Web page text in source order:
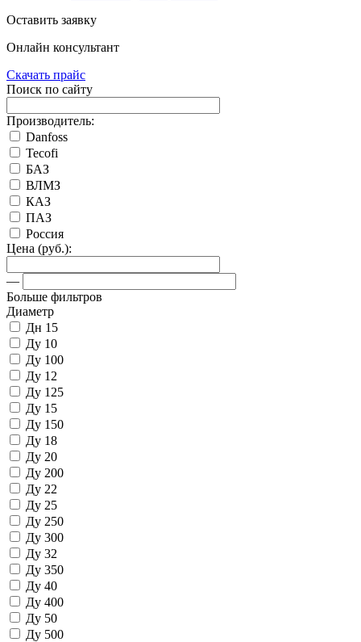
Оставить заявку
Онлайн консультант
Скачать прайс
Поиск по сайту
Производитель:
Danfoss
Tecofi
БАЗ
ВЛМЗ
КАЗ
ПАЗ
Россия
Цена (руб.):
—
Больше фильтров
Диаметр
Дн 15
Ду 10
Ду 100
Ду 12
Ду 125
Ду 15
Ду 150
Ду 18
Ду 20
Ду 200
Ду 22
Ду 25
Ду 250
Ду 300
Ду 32
Ду 350
Ду 40
Ду 400
Ду 50
Ду 500